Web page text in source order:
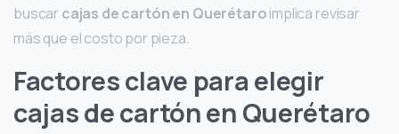
buscar cajas de cartón en Querétaroimplica revisar
más que el costo por pieza.
Factores clave para elegir
cajas de cartón en Querétaro